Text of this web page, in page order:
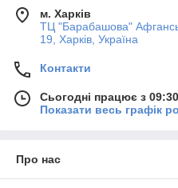
м. Харків
ТЦ "Барабашова"
19, Харків, Україна
Контакти
Сьогодні працює з
Показати весь графік
Про нас